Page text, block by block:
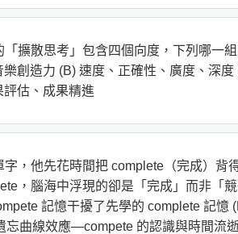
「擴散思考」包含四個向度，下列哪一
創造力 (B) 速度、正確性、廣度、深
估、成果精進
，他先花時間把 complete（完成）背
，腦海中浮現的卻是「完成」而非「
記憶干擾了先學的 complete 記
忘曲線效應—compete 的認識與時間流